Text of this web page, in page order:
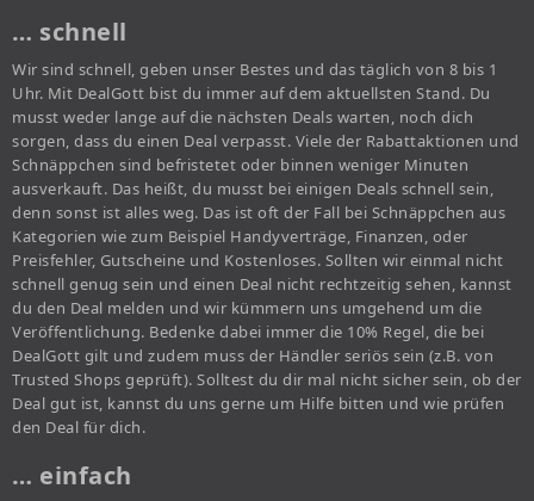
… schnell
Wir sind schnell, geben unser Bestes und das täglich von 8 bis 1
Uhr. Mit DealGott bist du immer auf dem aktuellsten Stand. Du
musst weder lange auf die nächsten Deals warten, noch dich
sorgen, dass du einen Deal verpasst. Viele der Rabattaktionen und
Schnäppchen sind befristetet oder binnen weniger Minuten
ausverkauft. Das heißt, du musst bei einigen Deals schnell sein,
denn sonst ist alles weg. Das ist oft der Fall bei Schnäppchen aus
Kategorien wie zum Beispiel Handyverträge, Finanzen, oder
Preisfehler, Gutscheine und Kostenloses. Sollten wir einmal nicht
schnell genug sein und einen Deal nicht rechtzeitig sehen, kannst
du den Deal melden und wir kümmern uns umgehend um die
Veröffentlichung. Bedenke dabei immer die 10% Regel, die bei
DealGott gilt und zudem muss der Händler seriös sein (z.B. von
Trusted Shops geprüft). Solltest du dir mal nicht sicher sein, ob der
Deal gut ist, kannst du uns gerne um Hilfe bitten und wie prüfen
den Deal für dich.
… einfach